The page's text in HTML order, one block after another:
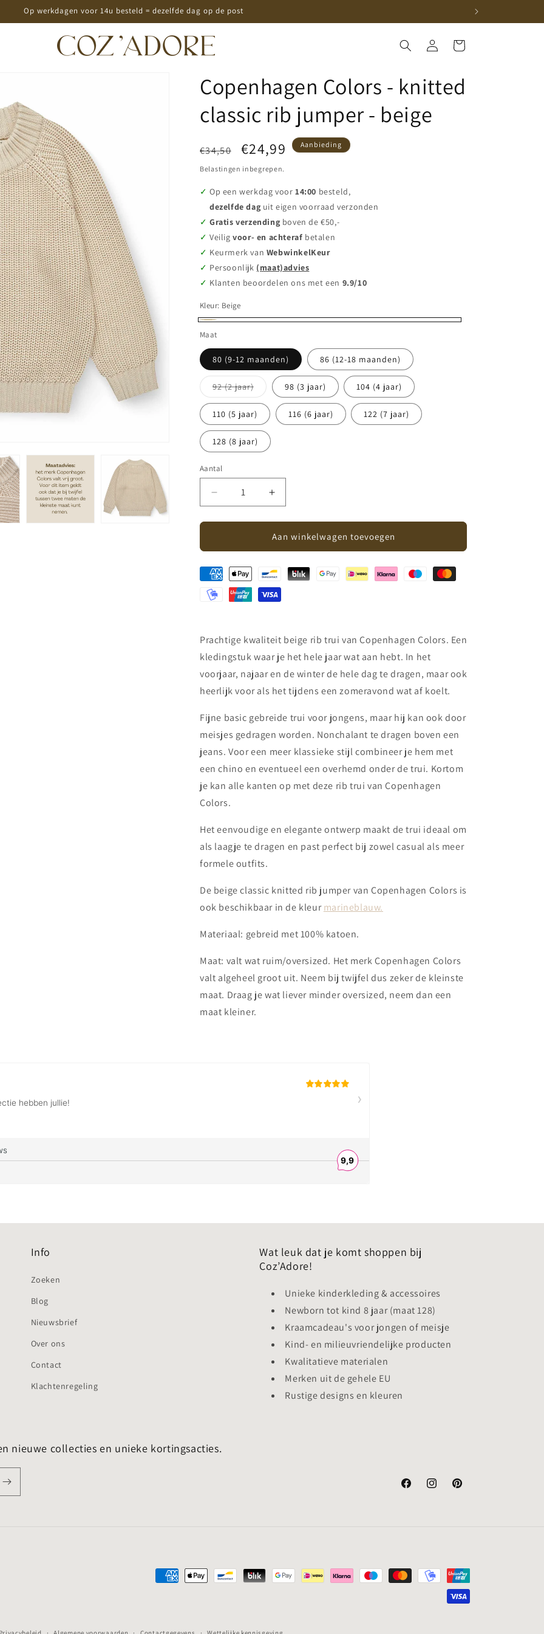
Op werkdagen voor 14u besteld = dezelfde dag op de post
InloggenWinkelwagen
Copenhagen Colors - knitted
classic rib jumper - beige
Normale
prijs
€34,50 Aanbiedingsprijs
€24,99 Aanbieding
Belastingen inbegrepen.
Op een werkdag voor 14:00 besteld,
dezelfde dag uit eigen voorraad verzonden
Gratis verzending boven de €50,-
Veiligvoor- en achteraf betalen
Keurmerk van WebwinkelKeur
Persoonlijk (maat)advies
Klanten beoordelen ons met een 9.9/10
Kleur: Beige
Maat
80 (9-12 maanden) 86 (12-18 maanden)
92 (2 jaar)Variant
uitverkocht
of
niet
beschikbaar
98 (3 jaar) 104 (4 jaar)
110 (5 jaar) 116 (6 jaar) 122 (7 jaar)
128 (8 jaar)
Aantal
Aantal
Aantal
verlagen
voor
Copenhagen
Colors
knitted
classic
rib
beige
Aantal
verhogen
voor
Copenhagen
Colors
knitted
classic
rib
beige
Aan winkelwagen toevoegen
Prachtige kwaliteit beige rib trui van Copenhagen Colors. Een
kledingstuk waar je het hele jaar wat aan hebt. In het
voorjaar, najaar en de winter de hele dag te dragen, maar ook
heerlijk voor als het tijdens een zomeravond wat af koelt.
Fijne basic gebreide trui voor jongens, maar hij kan ook door
meisjes gedragen worden. Nonchalant te dragen boven een
jeans. Voor een meer klassieke stijl combineer je hem met
een chino en eventueel een overhemd onder de trui. Kortom
je kan alle kanten op met deze rib trui van Copenhagen
Colors.
Het eenvoudige en elegante ontwerp maakt de trui ideaal om
als laagje te dragen en past perfect bij zowel casual als meer
formele outfits.
De beige classic knitted rib jumper van Copenhagen Colors is
ook beschikbaar in de kleurmarineblauw.
Materiaal: gebreid met 100% katoen.
Maat: valt wat ruim/oversized. Het merk Copenhagen Colors
valt algeheel groot uit. Neem bij twijfel dus zeker de kleinste
maat. Draag je wat liever minder oversized, neem dan een
maat kleiner.
Info
Zoeken
Blog
Nieuwsbrief
Over ons
Contact
Klachtenregeling
Wat leuk dat je komt shoppen bij
Coz’Adore!
Unieke kinderkleding & accessoires
Newborn tot kind 8 jaar (maat 128)
Kraamcadeau's voor jongen of meisje
Kind- en milieuvriendelijke producten
Kwalitatieve materialen
Merken uit de gehele EU
Rustige designs en kleuren
nieuwe collecties en unieke kortingsacties.
FacebookInstagramPinterest
Betaalmethoden